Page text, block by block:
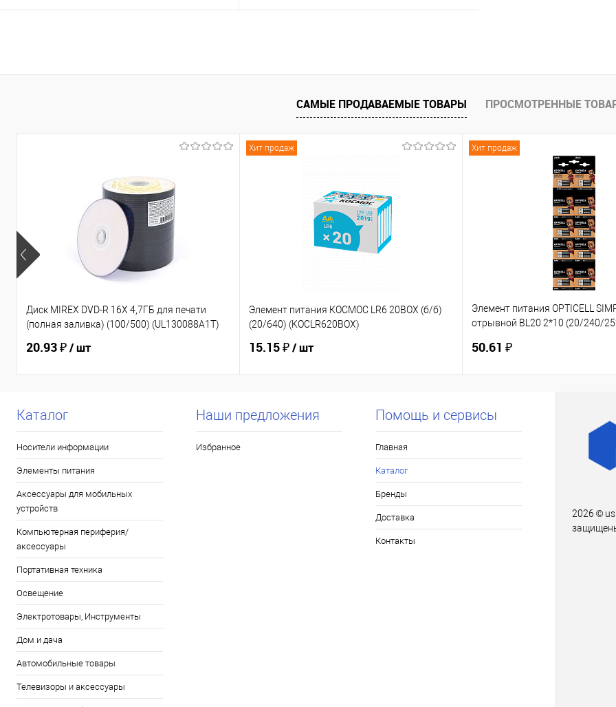
К сравнению В избранное
САМЫЕ ПРОДАВАЕМЫЕ ТОВАРЫ ПРОСМОТРЕННЫЕ
Диск MIREX DVD-R 16Х 4,7ГБ для печати
(полная заливка) (100/500) (UL130088A1T)
20.93 ₽/ шт
Хит продаж
Элемент питания КОСМОС LR6 20BOX (б/б)
(20/640) (KOCLR620BOX)
15.15 ₽/ шт
Хит продаж
Элемент питания OPTICELL
отрывной BL20 2*10 (20/240/
50.61 ₽
Каталог
Носители информации
Элементы питания
Аксессуары для мобильных
устройств
Компьютерная периферия/
аксессуары
Портативная техника
Освещение
Электротовары, Инструменты
Дом и дача
Автомобильные товары
Телевизоры и аксессуары
Наши предложения
Избранное
Помощь и сервисы
Главная
Каталог
Бренды
Доставка
Контакты
2026 ©